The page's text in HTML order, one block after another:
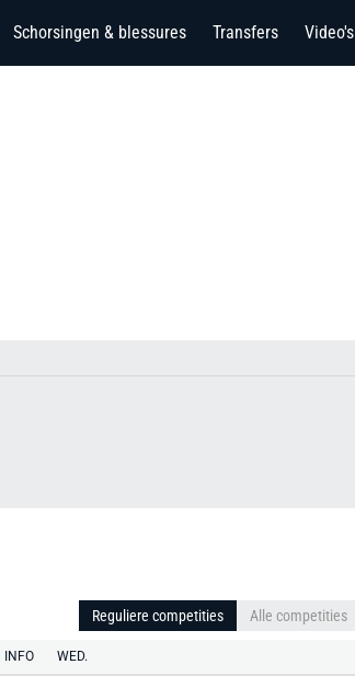
Schorsingen & blessures Transfers Video's
Reguliere competities Alle competities
INFO WED.